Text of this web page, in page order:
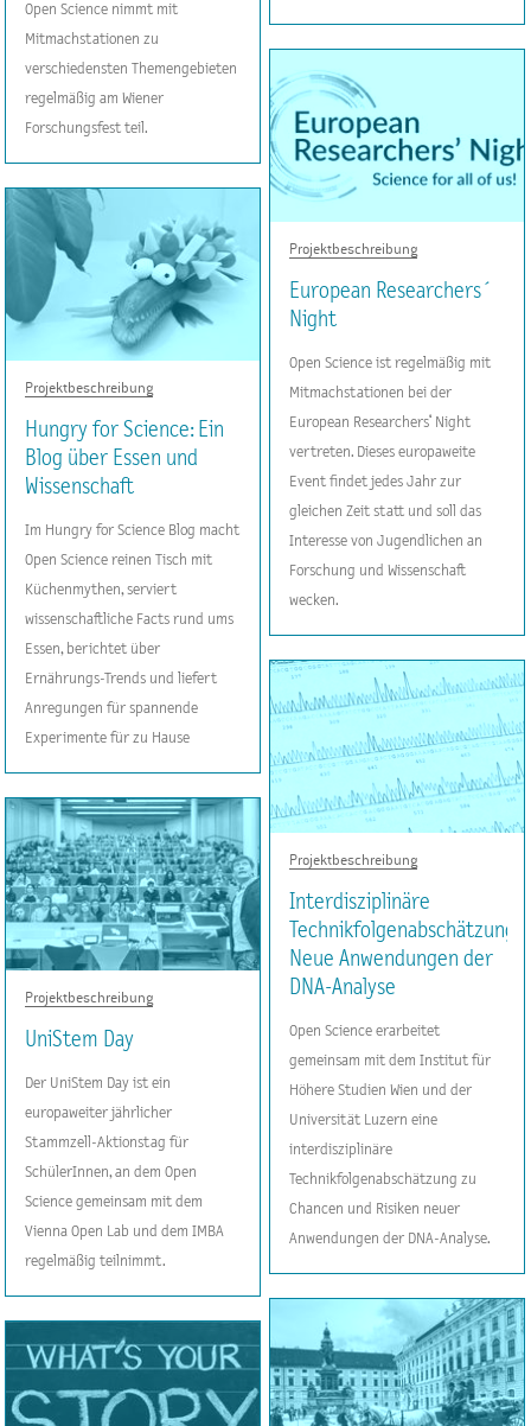
Open Science nimmt mit
Mitmachstationen zu
verschiedensten Themengebieten
regelmäßig am Wiener
Forschungsfest teil.
Projektbeschreibung
European Researchers´
Night
Open Science ist regelmäßig mit
Mitmachstationen bei der
European Researchers‘ Night
vertreten. Dieses europaweite
Event findet jedes Jahr zur
gleichen Zeit statt und soll das
Interesse von Jugendlichen an
Forschung und Wissenschaft
wecken.
Projektbeschreibung
Hungry for Science: Ein
Blog über Essen und
Wissenschaft
Im Hungry for Science Blog macht
Open Science reinen Tisch mit
Küchenmythen, serviert
wissenschaftliche Facts rund ums
Essen, berichtet über
Ernährungs-Trends und liefert
Anregungen für spannende
Experimente für zu Hause
Projektbeschreibung
Interdisziplinäre
Technikfolgenabschätzung:
Neue Anwendungen der
DNA-Analyse
Open Science erarbeitet
gemeinsam mit dem Institut für
Höhere Studien Wien und der
Universität Luzern eine
interdisziplinäre
Technikfolgenabschätzung zu
Chancen und Risiken neuer
Anwendungen der DNA-Analyse.
Projektbeschreibung
UniStem Day
Der UniStem Day ist ein
europaweiter jährlicher
Stammzell-Aktionstag für
SchülerInnen, an dem Open
Science gemeinsam mit dem
Vienna Open Lab und dem IMBA
regelmäßig teilnimmt.